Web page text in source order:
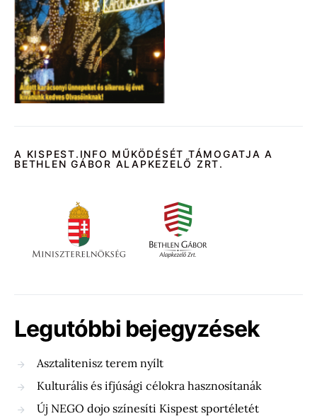
A KISPEST.INFO MŰKÖDÉSÉT TÁMOGATJA A
BETHLEN GÁBOR ALAPKEZELŐ ZRT.
Legutóbbi bejegyzések
Asztalitenisz terem nyílt
Kulturális és ifjúsági célokra hasznosítanák
Új NEGO dojo színesíti Kispest sportéletét